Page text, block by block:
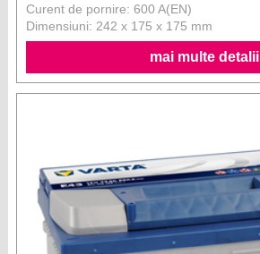
Curent de pornire: 600 A(EN)
Dimensiuni: 242 x 175 x 175 mm
mai multe detalii